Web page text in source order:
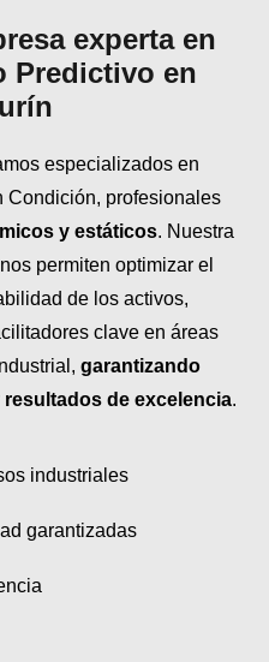
experta en
Predictivo en
especializados en
Condición, profesionales
y estáticos. Nuestra
permiten optimizar el
de los activos,
clave en áreas
garantizando
de excelencia.
industriales
garantizadas